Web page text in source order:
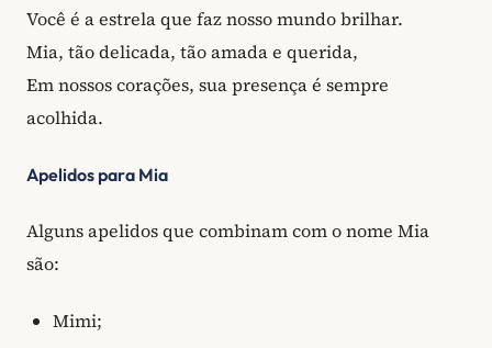
Você é a estrela que faz nosso mundo brilhar.
Mia, tão delicada, tão amada e querida,
Em nossos corações, sua presença é sempre
acolhida.
Apelidos para Mia
Alguns apelidos que combinam com o nome Mia
são:
Mimi;